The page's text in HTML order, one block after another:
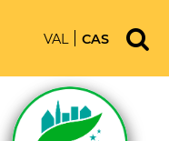
VAL CAS